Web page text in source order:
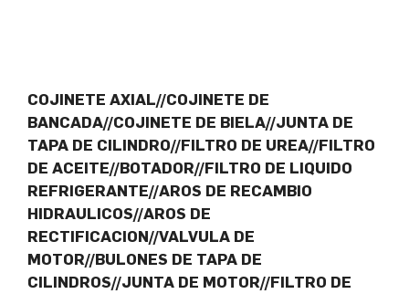
COJINETE AXIAL//COJINETE DE
BANCADA//COJINETE DE BIELA//JUNTA DE
TAPA DE CILINDRO//FILTRO DE UREA//FILTRO
DE ACEITE//BOTADOR//FILTRO DE LIQUIDO
REFRIGERANTE//AROS DE RECAMBIO
HIDRAULICOS//AROS DE
RECTIFICACION//VALVULA DE
MOTOR//BULONES DE TAPA DE
CILINDROS//JUNTA DE MOTOR//FILTRO DE